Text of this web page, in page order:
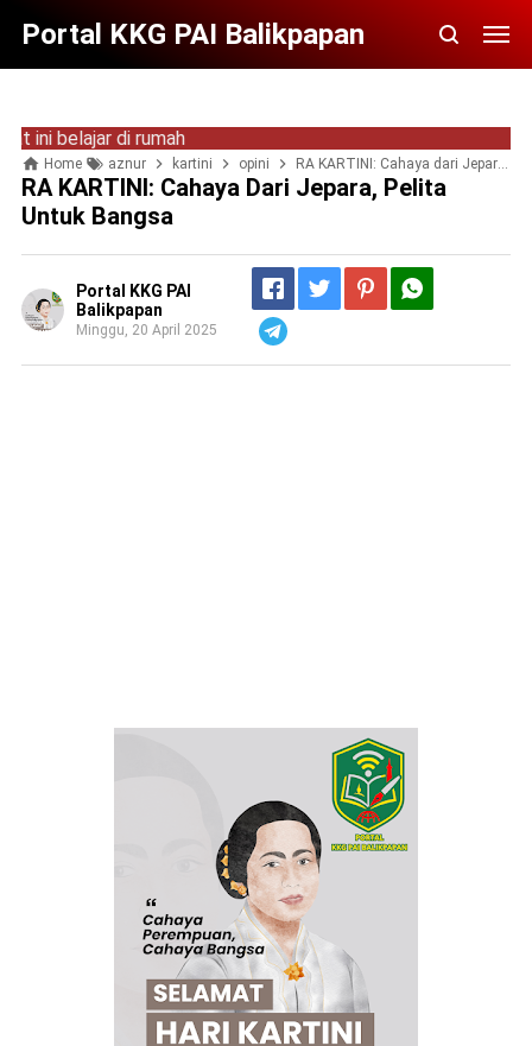
Portal KKG PAI Balikpapan
di rumah
Home aznur kartini opini RA KARTINI: Cahaya dari Jepara, Pelita untuk Bangsa
RA KARTINI: Cahaya Dari Jepara, Pelita
Untuk Bangsa
Portal KKG PAI
Balikpapan
Minggu, 20 April 2025